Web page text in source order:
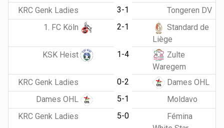
KRC Genk Ladies
3-1
Tongeren DV
1. FC Köln
2-1
Standard de
Liège
KSK Heist
1-4
Zulte
Waregem
KRC Genk Ladies
0-2
Dames OHL
Dames OHL
5-1
Moldavo
KRC Genk Ladies
5-0
Fémina